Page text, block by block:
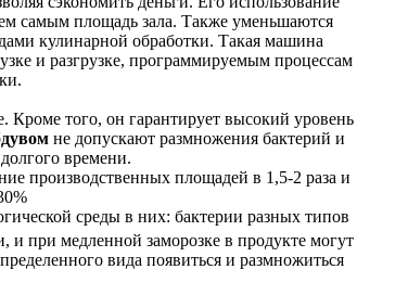
самым площадь зала. Также уменьшаются
кулинарной обработки. Такая машина
и разгрузке, программируемым процессам
Кроме того, он гарантирует высокий уровень
не допускают размножения бактерий и
времени.
производственных площадей в 1,5-2 раза и
среды в них: бактерии разных типов
и при медленной заморозке в продукте могут
вида появиться и размножиться